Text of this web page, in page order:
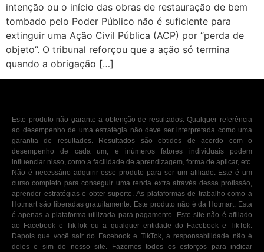
intenção ou o início das obras de restauração de bem
tombado pelo Poder Público não é suficiente para
extinguir uma Ação Civil Pública (ACP) por “perda de
objeto”. O tribunal reforçou que a ação só termina
quando a obrigação […]
Este produto não garante a obtenção de resultados. Qualquer referência
ao desempenho de uma estratégia não deve ser interpretada como uma
garantia de resultados. Resultados são obtidos de acordo com o
desempenho de cada um, e inúmeros fatores individuais podem
influenciar nisso, como a facilidade de aprendizagem, forma de aplicar, etc.
Não é necessário adquirir esse produto para ser um afiliado. Este é um
curso completo para conseguir uma renda extra através dessa profissão,
aprender estratégias e obter suporte. As plataformas de trabalho como a
Hotmart são liberadas gratuitamente. Este produto não é da Hotmart. Esta
é apenas a plataforma utilizada para pagamento. Este site não é afiliado
ao Facebook e TikTok ou a qualquer entidade do Facebook e TikTok.
Depois que você sair do Facebook e TikTok, a responsabilidade não é
deles e sim do nosso site. Fazemos todos os esforços para indicar